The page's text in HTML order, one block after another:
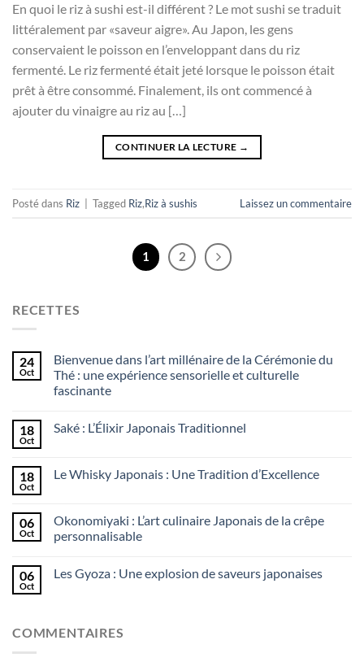
En quoi le riz à sushi est-il différent ? Le mot sushi se traduit
littéralement par «saveur aigre». Au Japon, les gens
conservaient le poisson en l’enveloppant dans du riz
fermenté. Le riz fermenté était jeté lorsque le poisson était
prêt à être consommé. Finalement, ils ont commencé à
ajouter du vinaigre au riz au […]
CONTINUER LA LECTURE →
Posté dans Riz | Tagged Riz,Riz à sushis Laissez un commentaire
1 2
RECETTES
24
Oct
Bienvenue dans l’art millénaire de la Cérémonie du
Thé : une expérience sensorielle et culturelle
fascinante
18
Oct
Saké : L’Élixir Japonais Traditionnel
18
Oct
Le Whisky Japonais : Une Tradition d’Excellence
06
Oct
Okonomiyaki : L’art culinaire Japonais de la crêpe
personnalisable
06
Oct
Les Gyoza : Une explosion de saveurs japonaises
COMMENTAIRES